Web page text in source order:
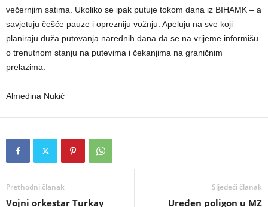
večernjim satima. Ukoliko se ipak putuje tokom dana iz BIHAMK – a
savjetuju češće pauze i oprezniju vožnju. Apeluju na sve koji
planiraju duža putovanja narednih dana da se na vrijeme informišu
o trenutnom stanju na putevima i čekanjima na graničnim
prelazima.
Almedina Nukić
Prethodni članak
Vojni orkestar Turkay
Sljedeći članak
Uređen poligon u MZ